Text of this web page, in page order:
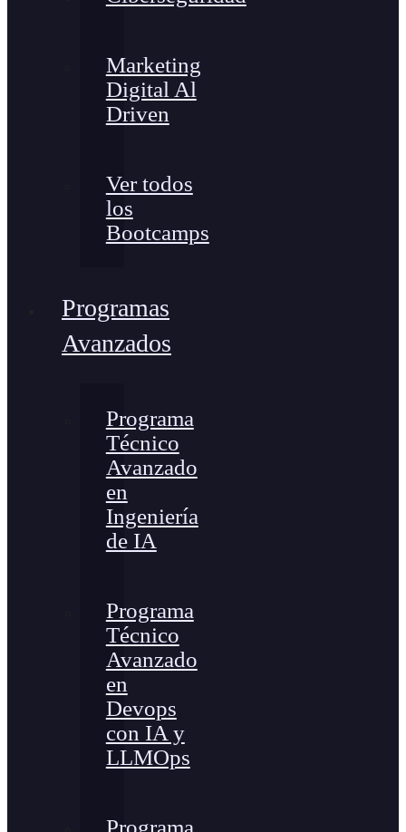
Marketing
Digital Al
Driven
Ver todos
los
Bootcamps
Programas
Avanzados
Programa
Técnico
Avanzado
en
Ingeniería
de IA
Programa
Técnico
Avanzado
en
Devops
con IA y
LLMOps
Programa